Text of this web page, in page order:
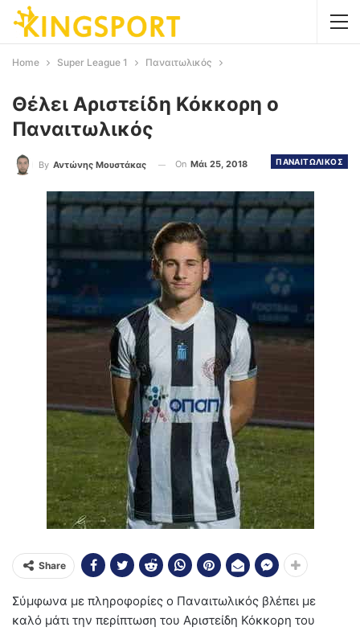
Home Super League 1 Παναιτωλικός
Θέλει Αριστείδη Κόκκορη o
Παναιτωλικός
ΠΑΝΑΙΤΩΛΙΚΟΣ
By Αντώνης Μουστάκας On Μάι 25, 2018
Share
Σύμφωνα με πληροφορίες o Παναιτωλικός βλέπει με
καλό μάτι την περίπτωση του Αριστείδη Κόκκορη του